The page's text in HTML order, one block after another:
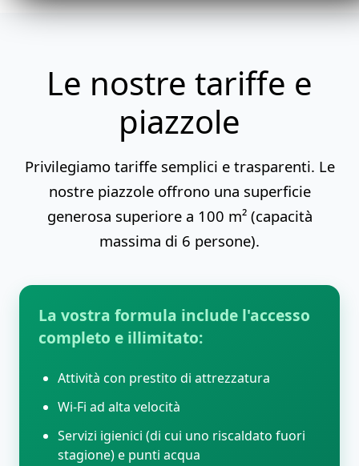
Le nostre tariffe e
piazzole
Privilegiamo tariffe semplici e trasparenti. Le
nostre piazzole offrono una superficie
generosa superiore a 100 m² (capacità
massima di 6 persone).
La vostra formula include l'accesso
completo e illimitato:
Attività con prestito di attrezzatura
Wi-Fi ad alta velocità
Servizi igienici (di cui uno riscaldato fuori
stagione) e punti acqua